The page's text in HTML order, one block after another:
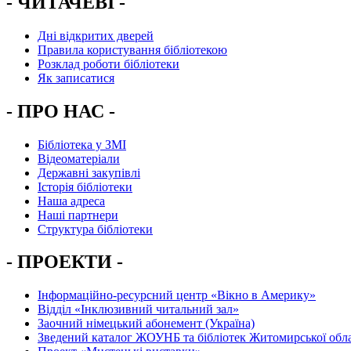
Дні відкритих дверей
Правила користування бібліотекою
Розклад роботи бібліотеки
Як записатися
- ПРО НАС -
Бібліотека у ЗМІ
Відеоматеріали
Державні закупівлі
Історія бібліотеки
Наша адреса
Наші партнери
Структура бібліотеки
- ПРОЕКТИ -
Інформаційно-ресурсний центр «Вікно в Америку»
Вiддiл «Інклюзивний читальний зал»
Заочний німецький абонемент (Україна)
Зведений каталог ЖОУНБ та бібліотек Житомирської